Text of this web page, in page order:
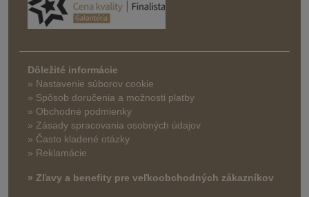
Dôležité informácie
» Nastavenie súborov cookie
» Spôsob doručenia a možnosti platby
» Obchodné podmienky
» Zásady spracovania osobných údajov
» Často kladené otázky
» Reklamácie
» Zľavy a benefity pre veľkoobchodných zákazníkov